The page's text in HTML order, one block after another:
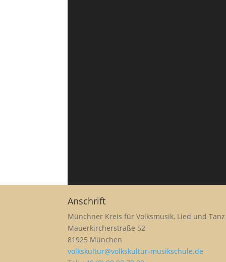
Anschrift
Münchner Kreis für Volksmusik, Lied und Tanz
Mauerkircherstraße 52
81925 München
volkskultur@volkskultur-musikschule.de